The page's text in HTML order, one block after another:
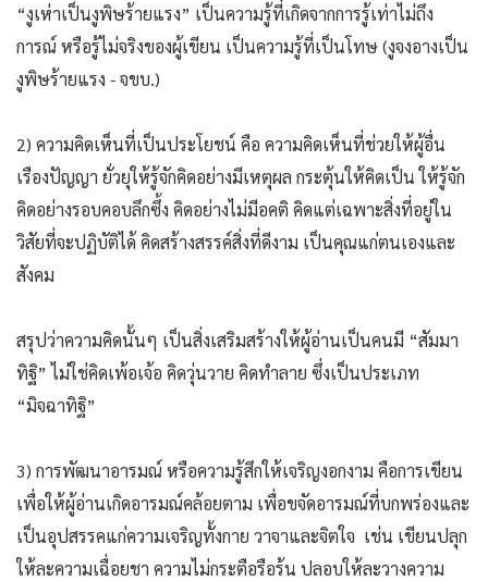
“งูเห่าเป็นงูพิษร้ายแรง” เป็นความรู้ที่เกิดจากการรู้เท่าไม่ถึง
การณ์ หรือรู้ไม่จริงของผู้เขียน เป็นความรู้ที่เป็นโทษ (งูจงอางเป็น
งูพิษร้ายแรง - จขบ.)
2) ความคิดเห็นที่เป็นประโยชน์ คือ ความคิดเห็นที่ช่วยให้ผู้อื่น
เรืองปัญญา ยั่วยุให้รู้จักคิดอย่างมีเหตุผล กระตุ้นให้คิดเป็น ให้รู้จัก
คิดอย่างรอบคอบลึกซึ้ง คิดอย่างไม่มีอคติ คิดแต่เฉพาะสิ่งที่อยู่ใน
วิสัยที่จะปฏิบัติได้ คิดสร้างสรรค์สิ่งที่ดีงาม เป็นคุณแก่ตนเองและ
สังคม
สรุปว่าความคิดนั้นๆ เป็นสิ่งเสริมสร้างให้ผู้อ่านเป็นคนมี “สัมมา
ทิฐิ” ไม่ใช่คิดเพ้อเจ้อ คิดวุ่นวาย คิดทำลาย ซึ่งเป็นประเภท
“มิจฉาทิฐิ”
3) การพัฒนาอารมณ์ หรือความรู้สึกให้เจริญงอกงาม คือการเขียน
เพื่อให้ผู้อ่านเกิดอารมณ์คล้อยตาม เพื่อขจัดอารมณ์ที่บกพร่องและ
เป็นอุปสรรคแก่ความเจริญทั้งกาย วาจาและจิตใจ เช่น เขียนปลุก
ให้ละความเฉื่อยชา ความไม่กระตือรือร้น ปลอบให้ละวางความ